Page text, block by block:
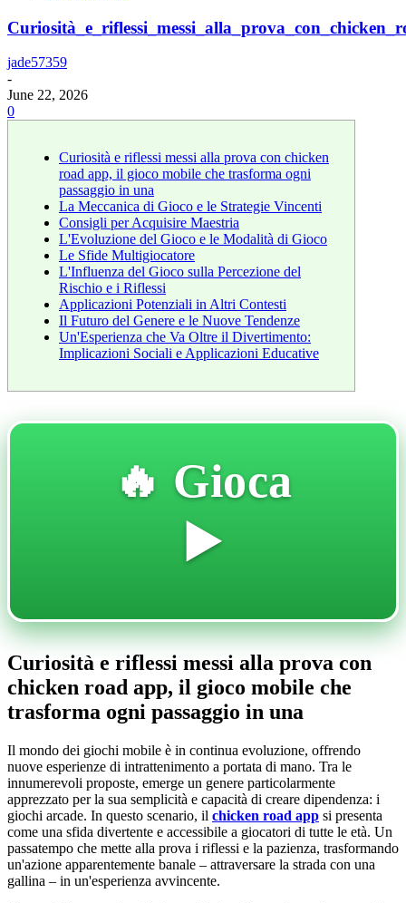
jade57359
-
June 22, 2026
0
Curiosità e riflessi messi alla prova con chicken
road app, il gioco mobile che trasforma ogni
passaggio in una
La Meccanica di Gioco e le Strategie Vincenti
Consigli per Acquisire Maestria
L'Evoluzione del Gioco e le Modalità di Gioco
Le Sfide Multigiocatore
L'Influenza del Gioco sulla Percezione del
Rischio e i Riflessi
Applicazioni Potenziali in Altri Contesti
Il Futuro del Genere e le Nuove Tendenze
Un'Esperienza che Va Oltre il Divertimento:
Implicazioni Sociali e Applicazioni Educative
🔥 Gioca
▶️
Curiosità e riflessi messi alla prova con
chicken road app, il gioco mobile che
trasforma ogni passaggio in una
Il mondo dei giochi mobile è in continua evoluzione, offrendo
nuove esperienze di intrattenimento a portata di mano. Tra le
innumerevoli proposte, emerge un genere particolarmente
apprezzato per la sua semplicità e capacità di creare dipendenza: i
giochi arcade. In questo scenario, il chicken road app si presenta
come una sfida divertente e accessibile a giocatori di tutte le età. Un
passatempo che mette alla prova i riflessi e la pazienza, trasformando
un'azione apparentemente banale – attraversare la strada con una
gallina – in un'esperienza avvincente.